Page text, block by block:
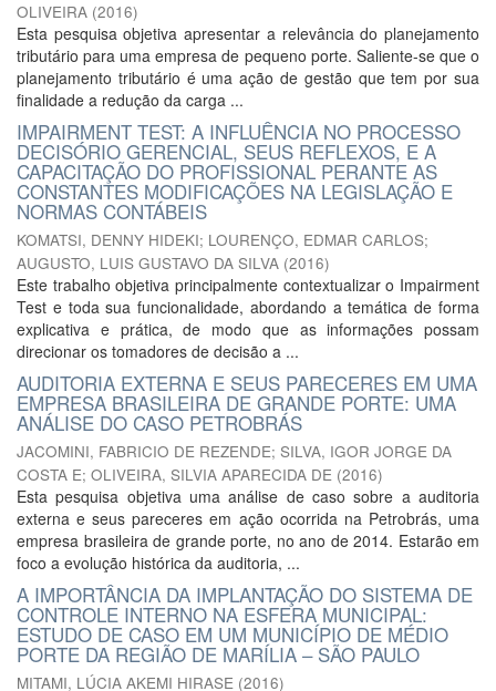
OLIVEIRA (2016)
Esta pesquisa objetiva apresentar a relevância do planejamento
tributário para uma empresa de pequeno porte. Saliente-se que o
planejamento tributário é uma ação de gestão que tem por sua
finalidade a redução da carga ...
IMPAIRMENT TEST: A INFLUÊNCIA NO PROCESSO
DECISÓRIO GERENCIAL, SEUS REFLEXOS, E A
CAPACITAÇÃO DO PROFISSIONAL PERANTE AS
CONSTANTES MODIFICAÇÕES NA LEGISLAÇÃO E
NORMAS CONTÁBEIS
KOMATSI, DENNY HIDEKI; LOURENÇO, EDMAR CARLOS;
AUGUSTO, LUIS GUSTAVO DA SILVA (2016)
Este trabalho objetiva principalmente contextualizar o Impairment
Test e toda sua funcionalidade, abordando a temática de forma
explicativa e prática, de modo que as informações possam
direcionar os tomadores de decisão a ...
AUDITORIA EXTERNA E SEUS PARECERES EM UMA
EMPRESA BRASILEIRA DE GRANDE PORTE: UMA
ANÁLISE DO CASO PETROBRÁS
JACOMINI, FABRICIO DE REZENDE; SILVA, IGOR JORGE DA
COSTA E; OLIVEIRA, SILVIA APARECIDA DE (2016)
Esta pesquisa objetiva uma análise de caso sobre a auditoria
externa e seus pareceres em ação ocorrida na Petrobrás, uma
empresa brasileira de grande porte, no ano de 2014. Estarão em
foco a evolução histórica da auditoria, ...
A IMPORTÂNCIA DA IMPLANTAÇÃO DO SISTEMA DE
CONTROLE INTERNO NA ESFERA MUNICIPAL:
ESTUDO DE CASO EM UM MUNICÍPIO DE MÉDIO
PORTE DA REGIÃO DE MARÍLIA – SÃO PAULO
MITAMI, LÚCIA AKEMI HIRASE (2016)